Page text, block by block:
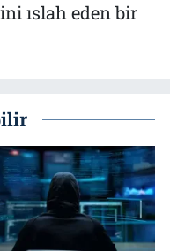
ıslah eden bir